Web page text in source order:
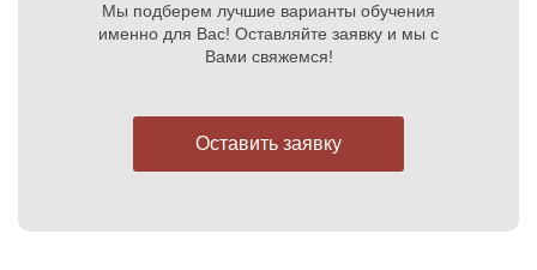
Мы подберем лучшие варианты обучения
именно для Вас! Оставляйте заявку и мы с
Вами свяжемся!
Оставить заявку